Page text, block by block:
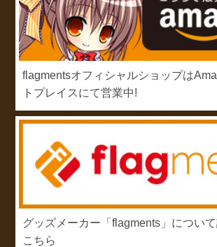
flagmentsオフィシャルショップは
トプレイスにて営業中!
グッズメーカー「flagments」につい
こちら